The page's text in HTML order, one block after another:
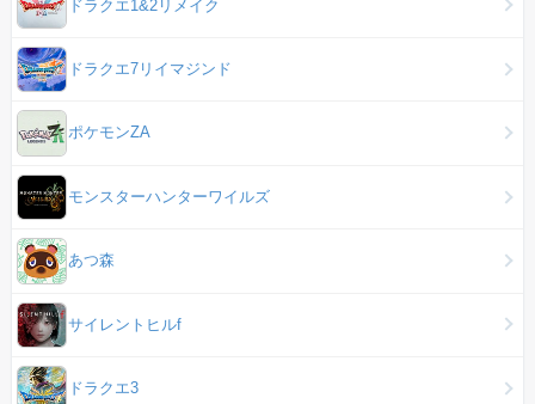
ドラクエ1&2リメイク
ドラクエ7リイマジンド
ポケモンZA
モンスターハンターワイルズ
あつ森
サイレントヒルf
ドラクエ3